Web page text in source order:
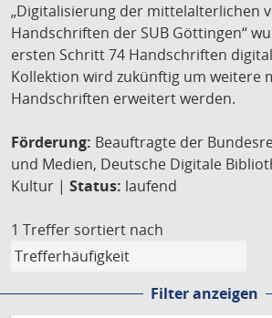
„Digitalisierung der mittelalterlichen
Handschriften der SUB Göttingen“
ersten Schritt 74 Handschriften
Kollektion wird zukünftig um weitere
Handschriften erweitert werden.
Förderung: Beauftragte der
und Medien, Deutsche Digitale
Kultur | Status: laufend
1 Treffer sortiert nach
Filter anzeigen